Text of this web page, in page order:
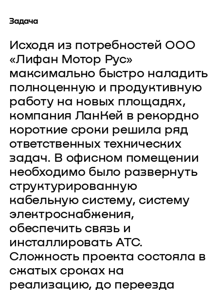
Задача
Исходя из потребностей ООО
«Лифан Мотор Рус»
максимально быстро наладить
полноценную и продуктивную
работу на новых площадях,
компания ЛанКей в рекордно
короткие сроки решила ряд
ответственных технических
задач. В офисном помещении
необходимо было развернуть
структурированную
кабельную систему, систему
электроснабжения,
обеспечить связь и
инсталлировать АТС.
Сложность проекта состояла в
сжатых сроках на
реализацию, до переезда